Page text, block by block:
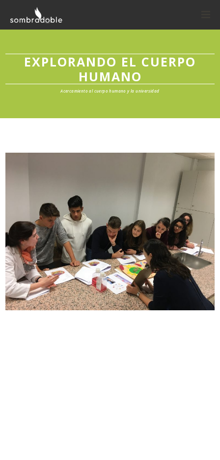
EXPLORANDO EL CUERPO
HUMANO
Acercamiento al cuerpo humano y la universidad